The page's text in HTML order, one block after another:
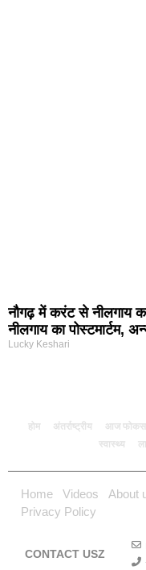
नौगढ़ में करंट से नीलगाय
नीलगाय का पोस्टमार्टम,
Lucky Keshari
होम अंतर्राष्ट्रीय आज फोकस
स्वास्थ्य
Home Videos About
Privacy Policy
CONTACT USZ